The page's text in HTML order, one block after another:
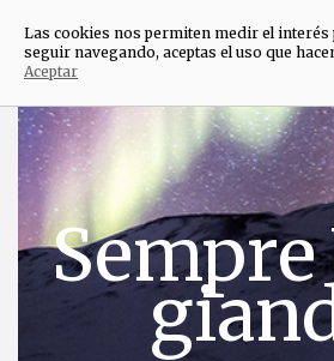
Anar
directament
contingut
Las cookies nos permiten medir el
seguir navegando, aceptas el uso que
Aceptar